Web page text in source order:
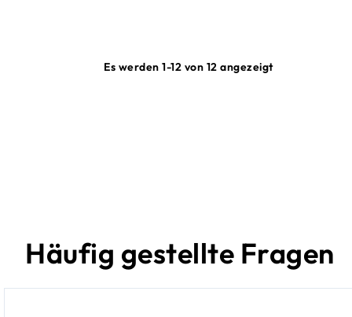
Es werden 1-12 von 12 angezeigt
Häufig gestellte Fragen